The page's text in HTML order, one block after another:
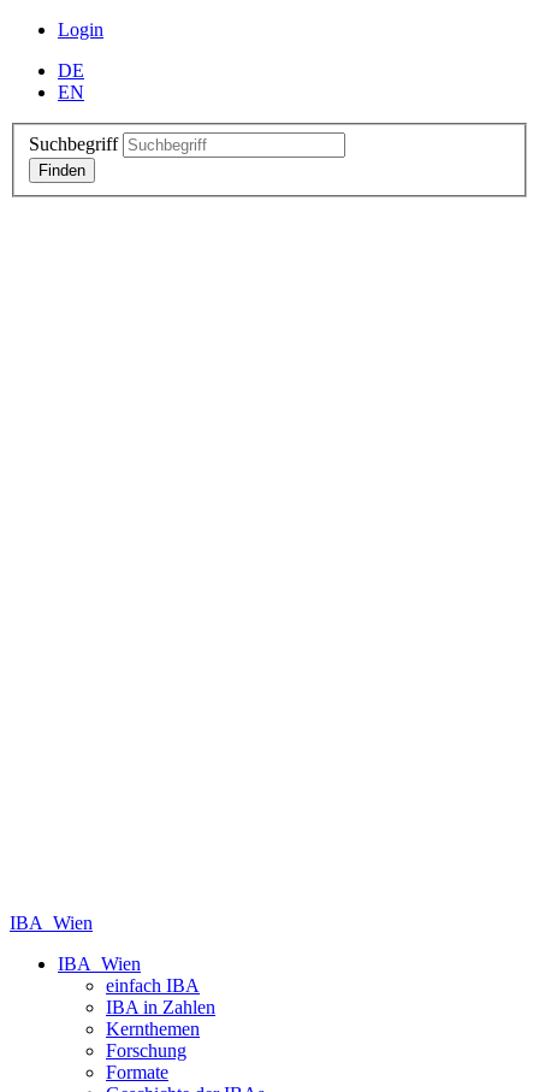
Login
DE
EN
Suchbegriff
IBA_Wien
IBA_Wien
einfach IBA
IBA in Zahlen
Kernthemen
Forschung
Formate